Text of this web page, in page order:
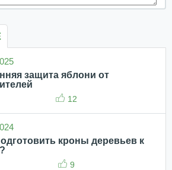
защита яблони от
12
кроны деревьев к
9